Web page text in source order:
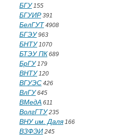
БГУ155
БГУИР391
БелГУТ 4908
БГЭУ963
БНТУ1070
БТЭУ ПК 689
БрГУ179
ВНТУ120
ВГУЭС 426
ВлГУ645
ВМедА 611
ВолгГТУ235
ВНУ им. Даля166
ВЗФЭИ 245